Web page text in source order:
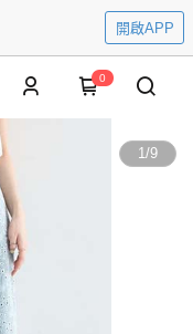
開啟APP
0
1/9